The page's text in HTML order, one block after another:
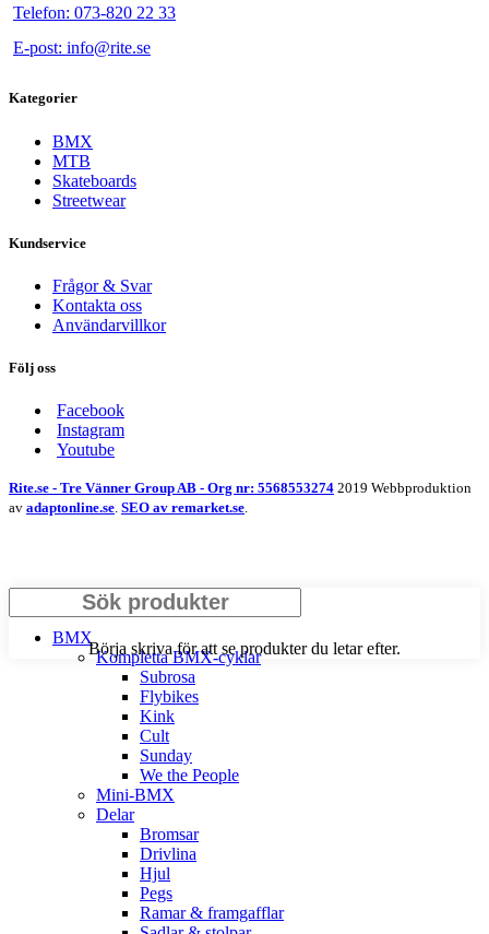
Telefon: 073-820 22 33
E-post: info@rite.se
Kategorier
BMX
MTB
Skateboards
Streetwear
Kundservice
Frågor & Svar
Kontakta oss
Användarvillkor
Följ oss
Facebook
Instagram
Youtube
Rite.se - Tre Vänner Group AB - Org nr: 5568553274 2019 Webbproduktion
av adaptonline.se. SEO av remarket.se.
Börja skriva för att se produkter du letar efter.
Search
BMX
Kompletta BMX-cyklar
Subrosa
Flybikes
Kink
Cult
Sunday
We the People
Mini-BMX
Delar
Bromsar
Drivlina
Hjul
Pegs
Ramar & framgafflar